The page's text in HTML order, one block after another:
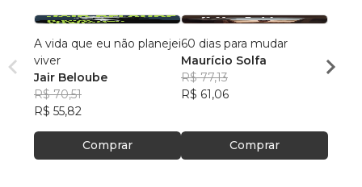
A vida que eu não planejei
viver
Jair Beloube
R$ 70,51
R$ 55,82
Comprar
60 dias para mudar
Maurício Solfa
R$ 77,13
R$ 61,06
Comprar
R$